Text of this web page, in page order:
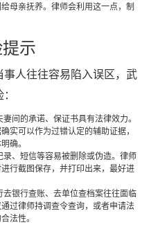
母亲抚养。律师会利用这一点，制
示
人往往容易陷入误区，武
间的承诺、保证书具有法律效力。
实可以作为过错认定的辅助证据，
确。
录、短信等容易被删除或伪造。律师
行截图保存，并打印出来，最好进
去银行查账、去单位查档案往往面临
过律师持调查令查询，或者申请法
法性。